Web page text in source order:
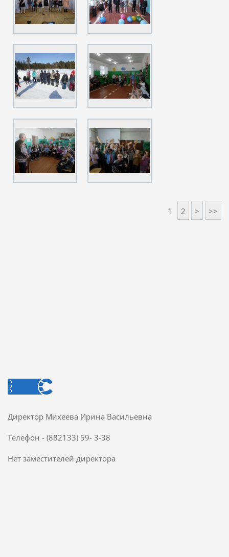
1 2 > >>
Директор Михеева Ирина Васильевна
Телефон - (882133) 59- 3-38
Нет заместителей директора